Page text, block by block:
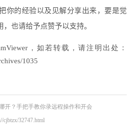
你的经验以及见解分享出来，要是觉
也请给予点赞予以支持。
，如若转载，请注明出处：
1035
开？手把手教你录远程操作和开会
cjbtzx/32747.html